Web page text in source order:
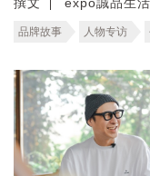
品牌故事 人物专访